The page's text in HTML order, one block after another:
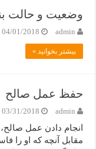
وضعیت و حالت
admin
04/01/2018
بیشتر بخوانید »
حفظ عمل صالح
admin
03/31/2018
انجام دادن عمل
مقابل آنچه که او را